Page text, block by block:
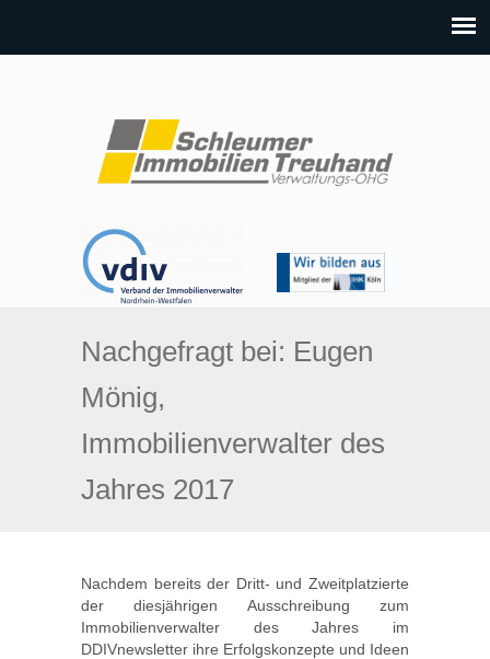
Nachgefragt bei: Eugen
Mönig,
Immobilienverwalter des
Jahres 2017
Nachdem bereits der Dritt- und Zweitplatzierte
der diesjährigen Ausschreibung zum
Immobilienverwalter des Jahres im
DDIVnewsletter ihre Erfolgskonzepte und Ideen